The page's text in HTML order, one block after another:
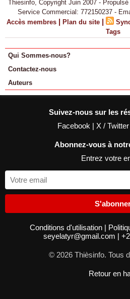
Thiesinfo, Copyright Juin 2007 -
Service Commercial: 772150237 -
Accès membres | Plan du site |
Tags
Qui Sommes-nous?
Contactez-nous
Auteurs
Suivez-nous sur les
Facebook | X / Twitter
Abonnez-vous à
Entrez votre
Conditions d'utilisation |
seyelatyr@gmail.com |
© 2026 Thièsinfo. Tous
Retour en